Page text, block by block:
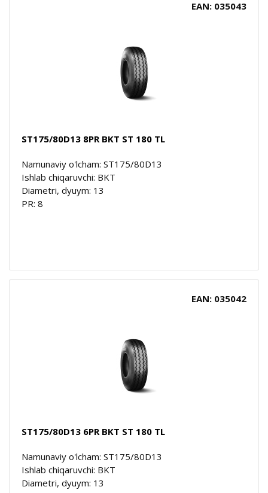
EAN: 035043
ST175/80D13 8PR BKT ST 180 TL
Namunaviy o'lcham: ST175/80D13
Ishlab chiqaruvchi: BKT
Diametri, dyuym: 13
PR: 8
EAN: 035042
ST175/80D13 6PR BKT ST 180 TL
Namunaviy o'lcham: ST175/80D13
Ishlab chiqaruvchi: BKT
Diametri, dyuym: 13